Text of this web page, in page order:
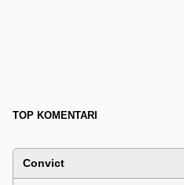
TOP KOMENTARI
Convict